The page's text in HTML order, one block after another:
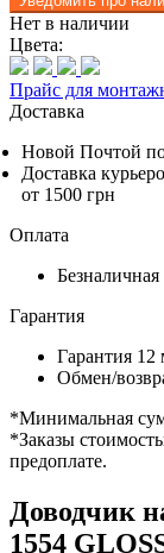
Нет в наличии
Цвета:
Прайс для
Доставка
Новой Почтой
Доставка
от 1500 грн
Оплата
Безналичная
Гарантия
Гарантия 12
Обмен/
*Минимальная
*Заказы
предоплате.
Доводчик
1554